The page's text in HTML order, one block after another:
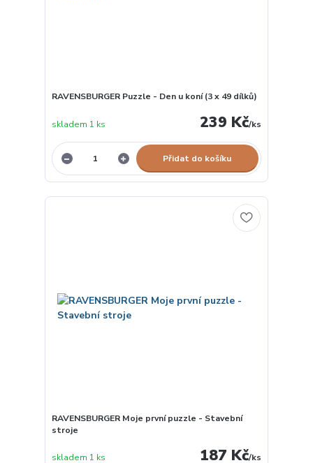
RAVENSBURGER Puzzle - Den u koní (3 x 49 dílků)
239 Kč/ks
skladem 1 ks
Přidat do košíku
RAVENSBURGER Moje první puzzle - Stavební
stroje
187 Kč/ks
skladem 1 ks